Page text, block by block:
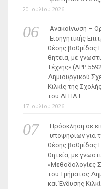
20 Ιουλίου 2026
Ανακοίνωση –
Εισηγητικής
θέσης βαθμίδας
θητεία, με
Τέχνης» (ΑΡΡ
Δημιουργικού
Κιλκίς της
του ΔΙ.ΠΑ.Ε.
17 Ιουλίου 2026
Πρόσκληση σε
υποψηφίων για
θέσης βαθμίδας
θητεία, με
«Μεθοδολογίες
του Τμήματος
και Ένδυσης